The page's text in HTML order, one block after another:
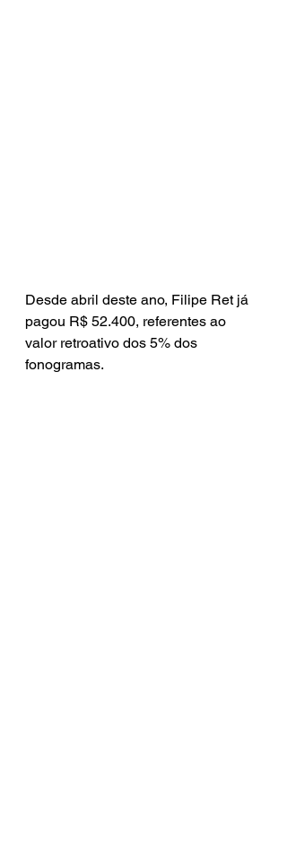
Desde abril deste ano, Filipe Ret já
pagou R$ 52.400, referentes ao
valor retroativo dos 5% dos
fonogramas.